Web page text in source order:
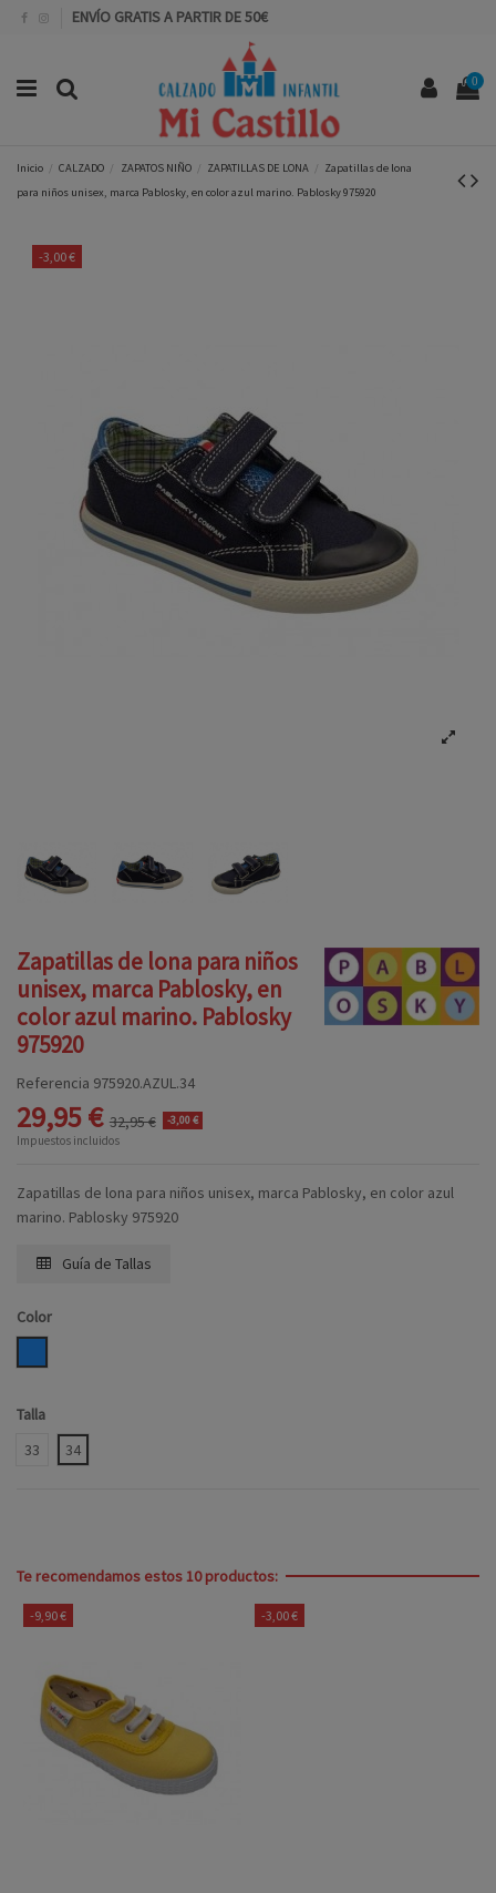
ENVÍO GRATIS A PARTIR DE 50€
0
Inicio CALZADO ZAPATOS NIÑO ZAPATILLAS DE LONA
Zapatillas de lona
para niños unisex, marca Pablosky, en color azul marino. Pablosky 975920
-3,00 €
Zapatillas de lona para niños
unisex, marca Pablosky, en
color azul marino. Pablosky
975920
Referencia 975920.AZUL.34
29,95 € 32,95 € -3,00 €
Impuestos incluidos
Zapatillas de lona para niños unisex, marca Pablosky, en color azul
marino. Pablosky 975920
Guía de Tallas
Color
Talla
33
34
Te recomendamos estos 10 productos:
-9,90 € -3,00 €